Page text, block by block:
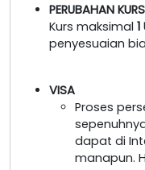
PERUBAHAN KURS
Kurs maksimal
penyesuaian
VISA
Proses
dapat di
manapun.